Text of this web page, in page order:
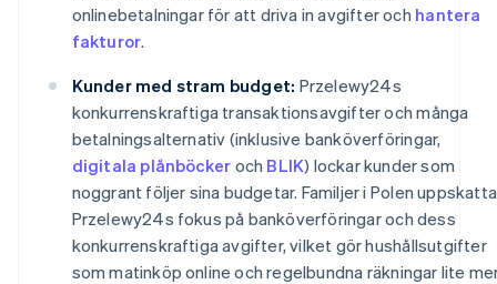
onlinebetalningar för att driva in avgifter och hantera
fakturor.
Kunder med stram budget: Przelewy24s
konkurrenskraftiga transaktionsavgifter och många
betalningsalternativ (inklusive banköverföringar,
digitala plånböcker och BLIK) lockar kunder som
noggrant följer sina budgetar. Familjer i Polen
Przelewy24s fokus på banköverföringar och dess
konkurrenskraftiga avgifter, vilket gör hushållsutgifter
som matinköp online och regelbundna räkningar lite